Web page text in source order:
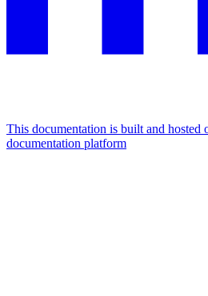
This documentation is built and
documentation platform